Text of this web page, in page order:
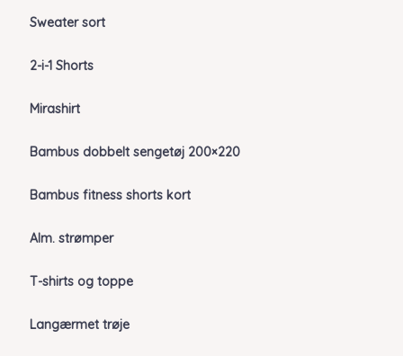
Sweater sort
2-i-1 Shorts
Mirashirt
Bambus dobbelt sengetøj 200×220
Bambus fitness shorts kort
Alm. strømper
T-shirts og toppe
Langærmet trøje